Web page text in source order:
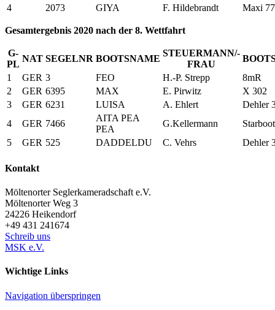
4
2073 GIYA F. Hildebrandt Maxi 77
Gesamtergebnis 2020 nach der 8. Wettfahrt
G-
PL
NAT SEGELNR BOOTSNAME
STEUERMANN/-
FRAU
1
GER 3 FEO H.-P. Strepp
8mR
2
GER 6395 MAX E. Pirwitz
X 302
3
GER 6231 LUISA A. Ehlert
Dehler
4
GER 7466
AITA PEA
PEA
G.Kellermann
Starboot
5
GER 525 DADDELDU C. Vehrs Dehler
Kontakt
Möltenorter Seglerkameradschaft e.V.
Möltenorter Weg 3
24226 Heikendorf
+49 431 241674
Schreib uns
MSK e.V.
Wichtige Links
Navigation überspringen